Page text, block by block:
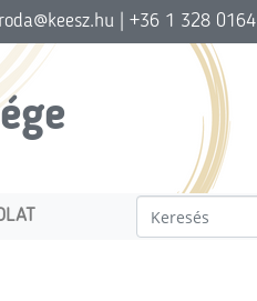
| +36 1 328 0164